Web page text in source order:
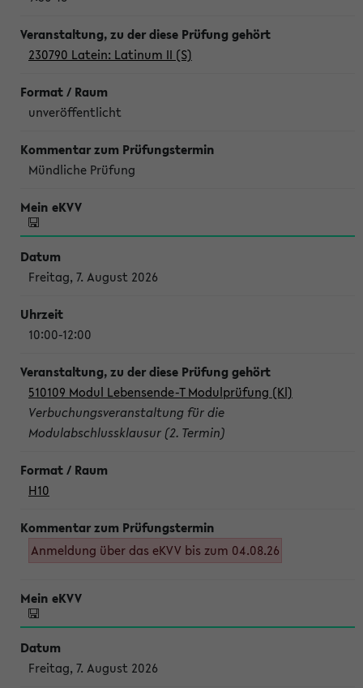
230790 Latein: Latinum II (S)
unveröffentlicht
Mündliche Prüfung
Freitag, 7. August 2026
10:00-12:00
510109 Modul Lebensende-T Modulprüfung (Kl)
Verbuchungsveranstaltung für die
Modulabschlussklausur (2. Termin)
H10
Anmeldung über das eKVV bis zum 04.08.26
Freitag, 7. August 2026